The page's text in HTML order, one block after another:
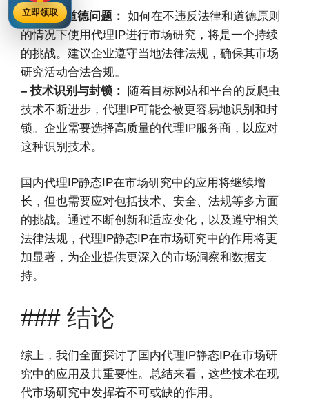
– 法律和道德问题： 如何在不违反法律和道德原则
的情况下使用代理IP进行市场研究，将是一个持续
的挑战。建议企业遵守当地法律法规，确保其市场
研究活动合法合规。
– 技术识别与封锁：
随着目标网站和平台的反爬虫
技术不断进步，代理IP可能会被更容易地识别和封
锁。企业需要选择高质量的代理IP服务商，以应对
这种识别技术。
国内代理IP静态IP在市场研究中的应用将继续增
长，但也需要应对包括技术、安全、法规等多方面
的挑战。通过不断创新和适应变化，以及遵守相关
法律法规，代理IP静态IP在市场研究中的作用将更
加显著，为企业提供更深入的市场洞察和数据支
持。
### 结论
综上，我们全面探讨了国内代理IP静态IP在市场研
究中的应用及其重要性。总结来看，这些技术在现
代市场研究中发挥着不可或缺的作用。
立即领取